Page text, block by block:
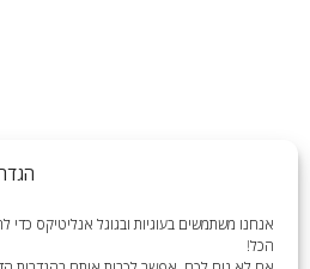
אנחנו משתמשים בעוגיות ובגוגל אנליטיקס
הכל!